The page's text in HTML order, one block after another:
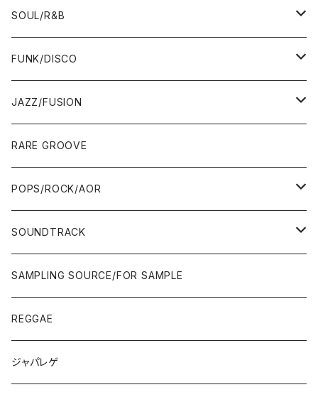
EARLY 90'S MIDDLE〜NEW SCHOOL
JAPAN ONLY RELEASE/REMIX
80'S OLD SCHOOL
EARLY 90'S MIDDLE〜NEW SCHOOL
JAPAN ONLY RELEASE/REMIX
80'S OLD SCHOOL〜EARLY 90'S
MID〜LATE 90'S
LP
80'S OLD SCHOOL〜EARLY 90'S
MID〜LATE 90'S
CD/TAPE
CD-R/DEMO/SAMPLE
CD ALBUM
LP
60'S/70'S
80'S
7"/12"
60'S/70'S
80'S
SOUL/R&B
LP
60'S/70'S
80'S
12"/7"
60'S/70'S
80'S
FUNK/DISCO
LP
70'S
80'S
12"/7"
70'S
80'S
JAZZ/FUSION
JAZZ
FUSION
RARE GROOVE
POPS/ROCK/AOR
POPS/S.S.W.
ROCK/AOR
SOUNDTRACK
LP
JAPANESE
OTHERS
7"/12"
JAPANESE
SAMPLING SOURCE/FOR SAMPLE
REGGAE
ジャパレゲ